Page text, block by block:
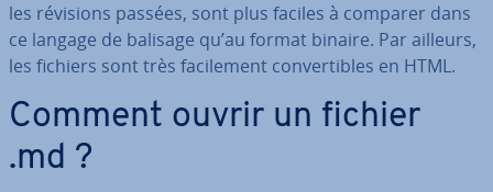
les révisions passées, sont plus faciles à comparer dans
ce langage de balisage qu’au format binaire. Par ailleurs,
les fichiers sont très fa­ci­le­ment con­ver­tibles en HTML.
Comment ouvrir un fichier
.md ?